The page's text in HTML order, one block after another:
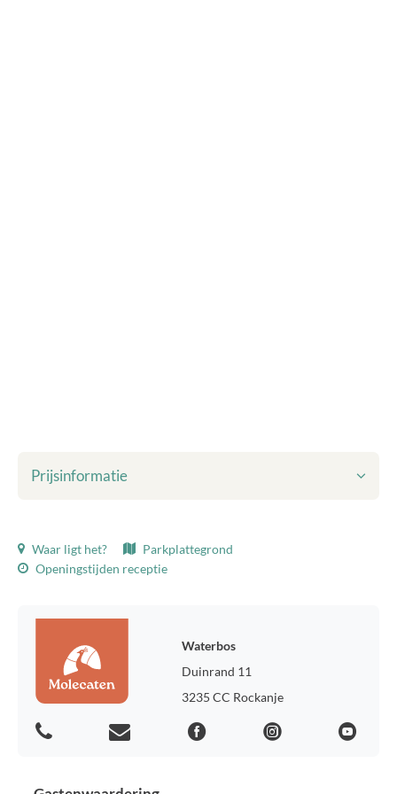
Prijsinformatie
Getoonde prijzen zijn inclusief:
Opgegeven aantal personen
Toeristenbelasting
Eén bijzettent (max. 6 m²)
Parkeerplaats voor één auto
Elektra (10 amp.)
Water
alleen nog in 2026: CAI
Waar ligt het?
Parkplattegrond
Openingstijden receptie
Waterbos
Duinrand 11
3235 CC Rockanje